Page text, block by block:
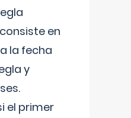
en
la fecha
y
el primer